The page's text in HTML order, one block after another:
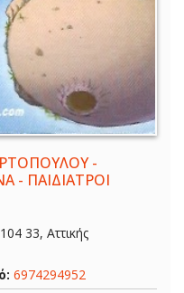
-
- ΠΑΙΔΙΑΤΡΟΙ
33, Αττικής
6974294952